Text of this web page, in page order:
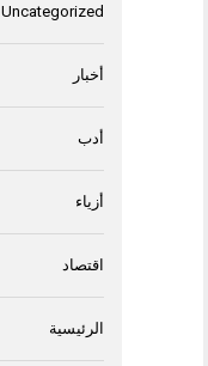
Uncategorized
أخبار
أدب
أزياء
اقتصاد
الرئيسية